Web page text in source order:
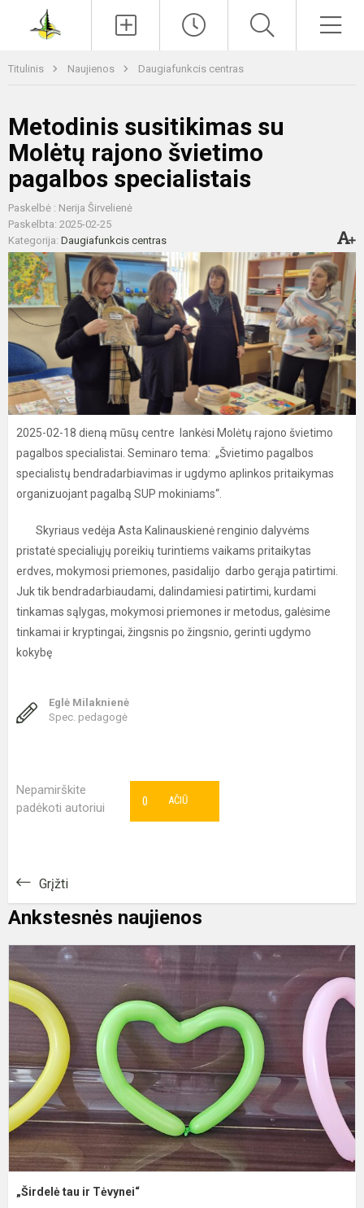
Titulinis Naujienos Daugiafunkcis centras
Metodinis susitikimas su
Molėtų rajono švietimo
pagalbos specialistais
Paskelbė : Nerija Širvelienė
Paskelbta: 2025-02-25
Kategorija: Daugiafunkcis centras
2025-02-18 dieną mūsų centre lankėsi Molėtų rajono švietimo
pagalbos specialistai. Seminaro tema: „Švietimo pagalbos
specialistų bendradarbiavimas ir ugdymo aplinkos pritaikymas
organizuojant pagalbą SUP mokiniams“.
Skyriaus vedėja Asta Kalinauskienė renginio dalyvėms
pristatė specialiųjų poreikių turintiems vaikams pritaikytas
erdves, mokymosi priemones, pasidalijo darbo gerąja patirtimi.
Juk tik bendradarbiaudami, dalindamiesi patirtimi, kurdami
tinkamas sąlygas, mokymosi priemones ir metodus, galėsime
tinkamai ir kryptingai, žingsnis po žingsnio, gerinti ugdymo
kokybę
Eglė Milaknienė
Spec. pedagogė
Nepamirškite
padėkoti autoriui
AČIŪ
0
Grįžti
Ankstesnės naujienos
„Širdelė tau ir Tėvynei“